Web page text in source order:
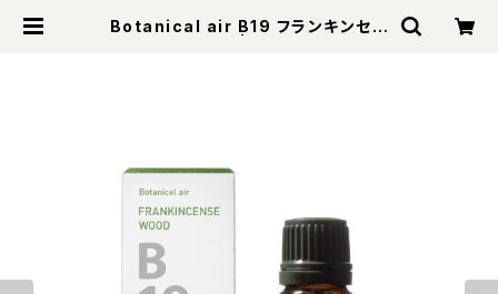
Botanical air B19 フランキンセン